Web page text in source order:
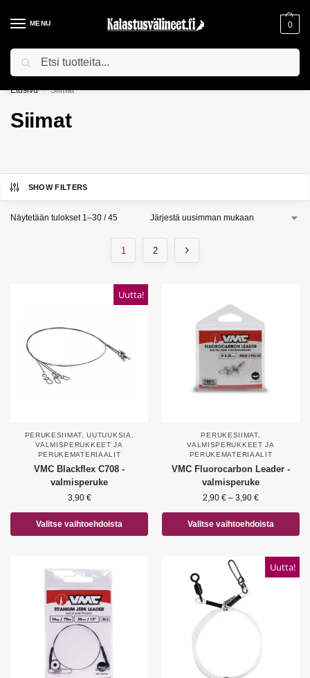
MENU 0
ILMAINEN TOIMITUS YLI 75€ TILAUKSILLE!
Etusivu / Siimat
Siimat
SHOW FILTERS
Näytetään tulokset 1–30 / 45
1 2
Uutta!
PERUKESIIMAT,UUTUUKSIA
VALMISPERUKKEET JA
PERUKEMATERIAALIT
VMC Blackflex C708 -
valmisperuke
3,90 €
Valitse vaihtoehdoista
PERUKESIIMAT,
VALMISPERUKKEET JA
PERUKEMATERIAALIT
VMC Fluorocarbon Leader -
valmisperuke
2,90 € – 3,90 €
Valitse vaihtoehdoista
Uutta!